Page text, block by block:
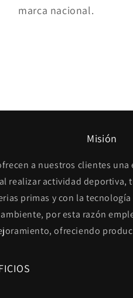
marca nacional.
Misión
a nuestros clientes
realizar actividad deportiva,
primas y con la
por esta razón
ofreciendo